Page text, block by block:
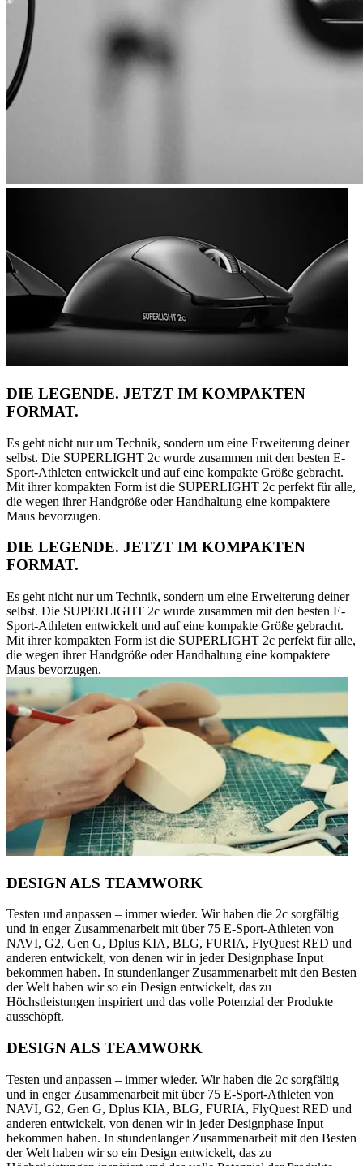
DIE LEGENDE. JETZT IM KOMPAKTEN
FORMAT.
Es geht nicht nur um Technik, sondern um eine Erweiterung deiner
selbst. Die SUPERLIGHT 2c wurde zusammen mit den besten E-
Sport-Athleten entwickelt und auf eine kompakte Größe gebracht.
Mit ihrer kompakten Form ist die SUPERLIGHT 2c perfekt für alle,
die wegen ihrer Handgröße oder Handhaltung eine kompaktere
Maus bevorzugen.
DIE LEGENDE. JETZT IM KOMPAKTEN
FORMAT.
Es geht nicht nur um Technik, sondern um eine Erweiterung deiner
selbst. Die SUPERLIGHT 2c wurde zusammen mit den besten E-
Sport-Athleten entwickelt und auf eine kompakte Größe gebracht.
Mit ihrer kompakten Form ist die SUPERLIGHT 2c perfekt für alle,
die wegen ihrer Handgröße oder Handhaltung eine kompaktere
Maus bevorzugen.
DESIGN ALS TEAMWORK
Testen und anpassen – immer wieder. Wir haben die 2c sorgfältig
und in enger Zusammenarbeit mit über 75 E-Sport-Athleten von
NAVI, G2, Gen G, Dplus KIA, BLG, FURIA, FlyQuest RED und
anderen entwickelt, von denen wir in jeder Designphase Input
bekommen haben. In stundenlanger Zusammenarbeit mit den Besten
der Welt haben wir so ein Design entwickelt, das zu
Höchstleistungen inspiriert und das volle Potenzial der Produkte
ausschöpft.
DESIGN ALS TEAMWORK
Testen und anpassen – immer wieder. Wir haben die 2c sorgfältig
und in enger Zusammenarbeit mit über 75 E-Sport-Athleten von
NAVI, G2, Gen G, Dplus KIA, BLG, FURIA, FlyQuest RED und
anderen entwickelt, von denen wir in jeder Designphase Input
bekommen haben. In stundenlanger Zusammenarbeit mit den Besten
der Welt haben wir so ein Design entwickelt, das zu